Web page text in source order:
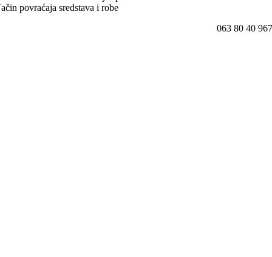
povraćaja sredstava i robe
063 80 40 967